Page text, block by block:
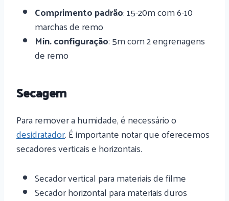
Comprimento padrão: 15-20m com 6-10
marchas de remo
Min. configuração: 5m com 2 engrenagens
de remo
Secagem
Para remover a humidade, é necessário o
desidratador. É importante notar que oferecemos
secadores verticais e horizontais.
Secador vertical para materiais de filme
Secador horizontal para materiais duros